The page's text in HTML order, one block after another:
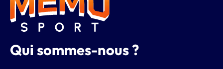
Qui sommes-nous ?